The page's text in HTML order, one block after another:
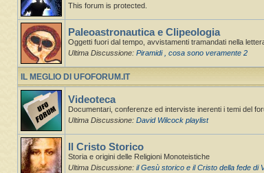
This forum is protected.
Paleoastronautica e Clipeologia
Oggetti fuori dal tempo, avvistamenti tramandati nella
Ultima Discussione: Piramidi , cosa sono veramente 2
IL MEGLIO DI UFOFORUM.IT
Videoteca
Documentari, conferenze ed interviste inerenti i temi del
Ultima Discussione: David Wilcock playlist
Il Cristo Storico
Storia e origini delle Religioni Monoteistiche
Ultima Discussione: il Gesù storico e il Cristo della fede di